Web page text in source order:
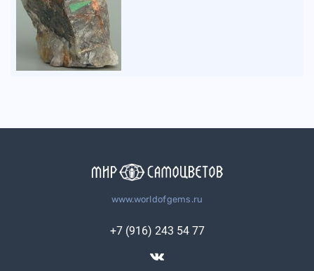
www.worldofgems.ru
+7 (916) 243 54 77